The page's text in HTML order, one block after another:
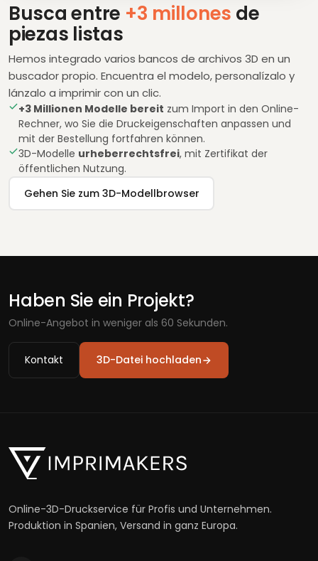
Busca entre +3 millones de
piezas listas
Hemos integrado varios bancos de archivos 3D en un
buscador propio. Encuentra el modelo, personalízalo y
lánzalo a imprimir con un clic.
+3 Millionen Modelle bereit zum Import in den Online-
Rechner, wo Sie die Druckeigenschaften anpassen und
mit der Bestellung fortfahren können.
3D-Modelle urheberrechtsfrei, mit Zertifikat der
öffentlichen Nutzung.
Gehen Sie zum 3D-Modellbrowser
Haben Sie ein Projekt?
Online-Angebot in weniger als 60 Sekunden.
Kontakt 3D-Datei hochladen
Online-3D-Druckservice für Profis und Unternehmen.
Produktion in Spanien, Versand in ganz Europa.